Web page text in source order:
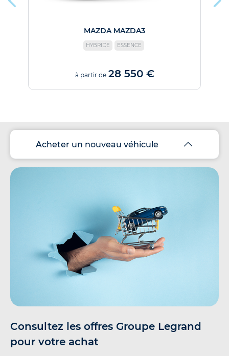
MAZDA MAZDA3
HYBRIDE ESSENCE
à partir de 28 550 €
Acheter un nouveau véhicule
Consultez les offres Groupe Legrand
pour votre achat